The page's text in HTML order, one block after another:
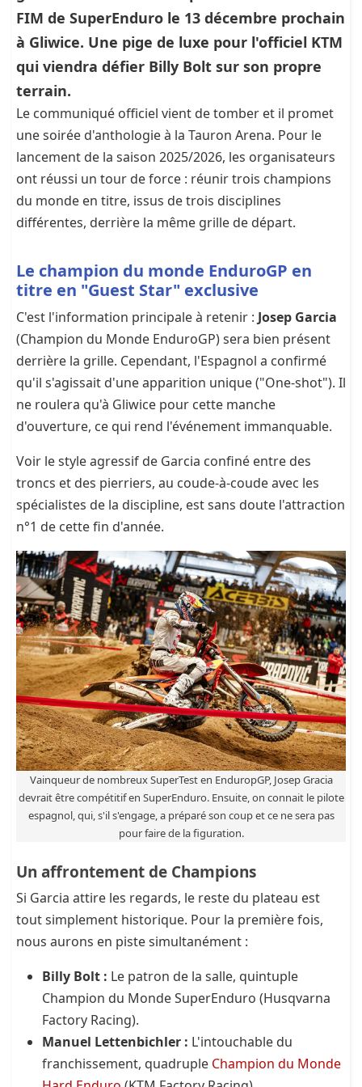
FIM de SuperEnduro le 13 décembre prochain
à Gliwice. Une pige de luxe pour l'officiel KTM
qui viendra défier Billy Bolt sur son propre
terrain.
Le communiqué officiel vient de tomber et il promet
une soirée d'anthologie à la Tauron Arena. Pour le
lancement de la saison 2025/2026, les organisateurs
ont réussi un tour de force : réunir trois champions
du monde en titre, issus de trois disciplines
différentes, derrière la même grille de départ.
Le champion du monde EnduroGP en
titre en "Guest Star" exclusive
C'est l'information principale à retenir : Josep Garcia
(Champion du Monde EnduroGP) sera bien présent
derrière la grille. Cependant, l'Espagnol a confirmé
qu'il s'agissait d'une apparition unique ("One-shot"). Il
ne roulera qu'à Gliwice pour cette manche
d'ouverture, ce qui rend l'événement immanquable.
Voir le style agressif de Garcia confiné entre des
troncs et des pierriers, au coude-à-coude avec les
spécialistes de la discipline, est sans doute l'attraction
n°1 de cette fin d'année.
Vainqueur de nombreux SuperTest en EnduropGP, Josep Gracia
devrait être compétitif en SuperEnduro. Ensuite, on connait le pilote
espagnol, qui, s'il s'engage, a préparé son coup et ce ne sera pas
pour faire de la figuration.
Un affrontement de Champions
Si Garcia attire les regards, le reste du plateau est
tout simplement historique. Pour la première fois,
nous aurons en piste simultanément :
Billy Bolt : Le patron de la salle, quintuple
Champion du Monde SuperEnduro (Husqvarna
Factory Racing).
Manuel Lettenbichler : L'intouchable du
franchissement, quadruple Champion du Monde